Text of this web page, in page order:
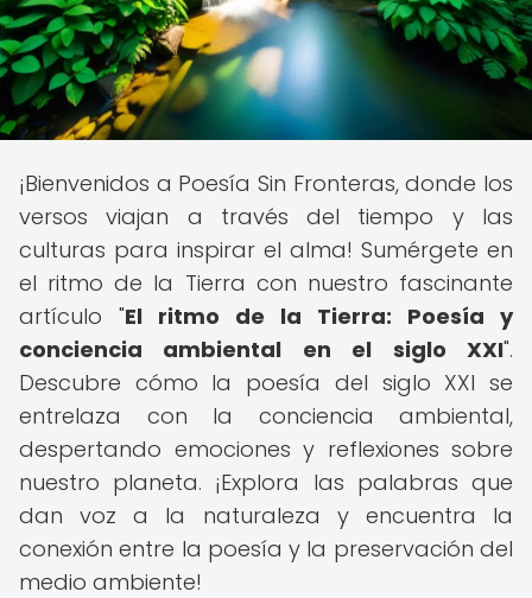
¡Bienvenidos a Poesía Sin Fronteras, donde los
versos viajan a través del tiempo y las
culturas para inspirar el alma! Sumérgete en
el ritmo de la Tierra con nuestro fascinante
artículo "El ritmo de la Tierra: Poesía y
conciencia ambiental en el siglo XXI".
Descubre cómo la poesía del siglo XXI se
entrelaza con la conciencia ambiental,
despertando emociones y reflexiones sobre
nuestro planeta. ¡Explora las palabras que
dan voz a la naturaleza y encuentra la
conexión entre la poesía y la preservación del
medio ambiente!